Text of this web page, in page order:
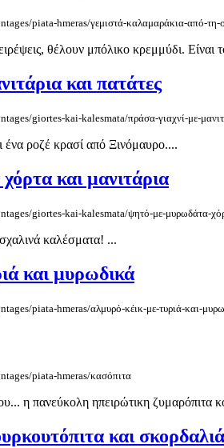
piata-hmeras/γεμιστά-καλαμαράκια-από-τη-
θέλουν μπόλικο κρεμμύδι.
και πατάτες
giortes-kai-kalesmata/πράσα-γιαχνί-με-
ένα ροζέ κρασί από Ξινόμαυρο....
και μανιτάρια
giortes-kai-kalesmata/ψητό-με-μυρωδάτα-
καλέσματα! ...
και μυρωδικά
piata-hmeras/αλμυρό-κέικ-με-τυριά-και-
piata-hmeras/κασόπιτα
η πανεύκολη ηπειρώτικη ζυμαρόπιτα
και σκορδαλιά